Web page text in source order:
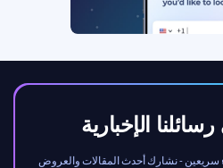
الإخبارية
- نشارك أحدث المقالات والعروض